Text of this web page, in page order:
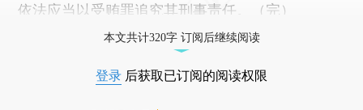
依法应当以受贿罪追究其刑事责任。（完）
本文共计320字 订阅后继续阅读
登录 后获取已订阅的阅读权限